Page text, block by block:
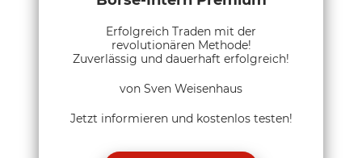
Erfolgreich Traden mit der
revolutionären Methode!
Zuverlässig und dauerhaft erfolgreich!
von Sven Weisenhaus
Jetzt informieren und kostenlos testen!